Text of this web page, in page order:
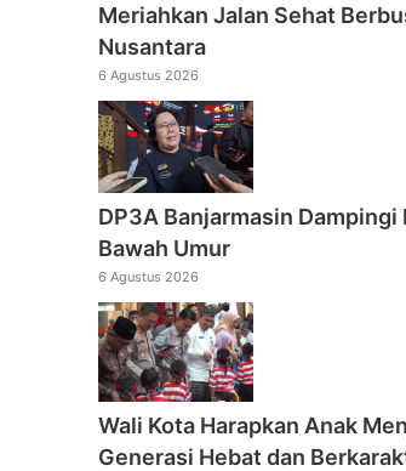
Meriahkan Jalan Sehat
Nusantara
6 Agustus 2026
DP3A Banjarmasin Dampingi
Bawah Umur
6 Agustus 2026
Wali Kota Harapkan Anak
Generasi Hebat dan